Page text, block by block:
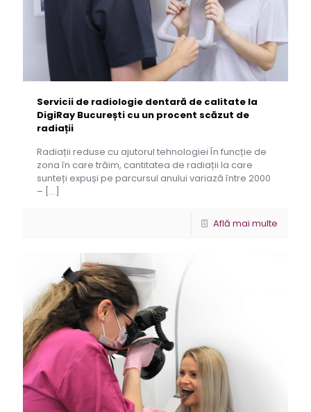
Servicii de radiologie dentară de calitate la
DigiRay București cu un procent scăzut de
radiații
Radiații reduse cu ajutorul tehnologiei În funcție de
zona în care trăim, cantitatea de radiații la care
sunteți expuși pe parcursul anului variază între 2000
– […]
Află mai multe